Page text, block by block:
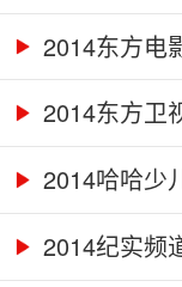
2014东方电
2014东方卫
2014哈哈少
2014纪实频